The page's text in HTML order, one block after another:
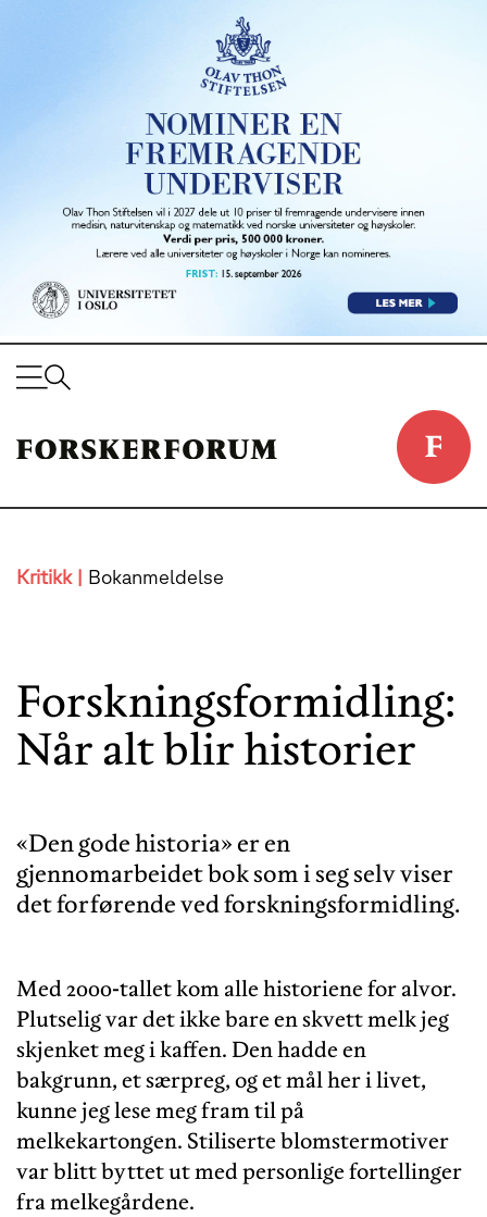
Kritikk | Bokanmeldelse
Forskningsformidling:
Når alt blir historier
«Den gode historia» er en
gjennomarbeidet bok som i seg selv viser
det forførende ved forskningsformidling.
Med 2000-tallet kom alle historiene for alvor.
Plutselig var det ikke bare en skvett melk jeg
skjenket meg i kaffen. Den hadde en
bakgrunn, et særpreg, og et mål her i livet,
kunne jeg lese meg fram til på
melkekartongen. Stiliserte blomstermotiver
var blitt byttet ut med personlige fortellinger
fra melkegårdene.